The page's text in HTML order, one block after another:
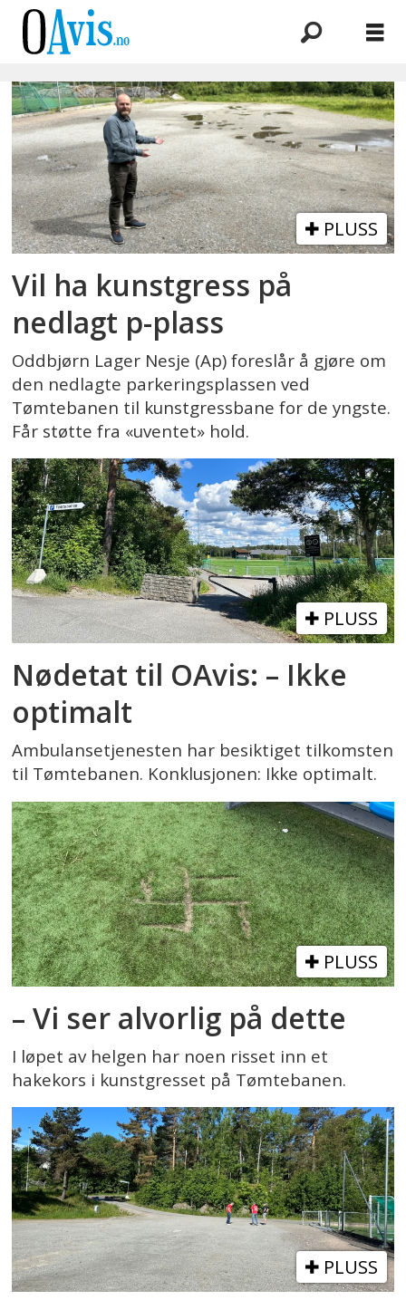
Emne:
tømtebanen
PLUSS
Vil ha kunstgress på
nedlagt p-plass
Oddbjørn Lager Nesje (Ap) foreslår å gjøre om
den nedlagte parkeringsplassen ved
Tømtebanen til kunstgressbane for de yngste.
Får støtte fra «uventet» hold.
PLUSS
Nødetat til OAvis: – Ikke
optimalt
Ambulansetjenesten har besiktiget tilkomsten
til Tømtebanen. Konklusjonen: Ikke optimalt.
PLUSS
– Vi ser alvorlig på dette
I løpet av helgen har noen risset inn et
hakekors i kunstgresset på Tømtebanen.
PLUSS